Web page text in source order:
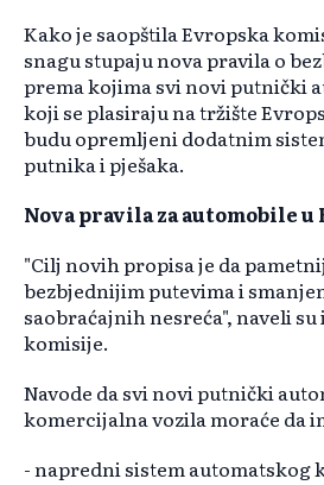
Kako je saopštila Evropska
snagu stupaju nova pravila o
prema kojima svi novi putnički
koji se plasiraju na tržište
budu opremljeni dodatnim
putnika i pješaka.
Nova pravila za automobile u
"Cilj novih propisa je da
bezbjednijim putevima i
saobraćajnih nesreća", naveli su
komisije.
Navode da svi novi putnički
komercijalna vozila moraće da
- napredni sistem automatskog